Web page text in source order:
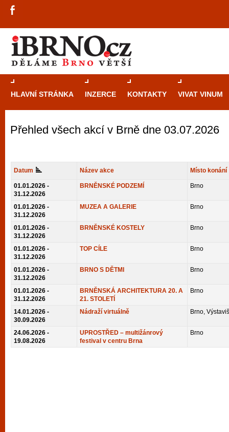
HLAVNÍ STRÁNKA INZERCE KONTAKTY VIVAT VINUM
Přehled všech akcí v Brně dne 03.07.2026
Datum Název akce Místo konání
01.01.2026 -
31.12.2026
BRNĚNSKÉ PODZEMÍ Brno
01.01.2026 -
31.12.2026
MUZEA A GALERIE Brno
01.01.2026 -
31.12.2026
BRNĚNSKÉ KOSTELY Brno
01.01.2026 -
31.12.2026
TOP CÍLE Brno
01.01.2026 -
31.12.2026
BRNO S DĚTMI Brno
01.01.2026 -
31.12.2026
BRNĚNSKÁ ARCHITEKTURA 20. A
21. STOLETÍ
Brno
14.01.2026 -
30.09.2026
Nádraží virtuálně Brno,
24.06.2026 -
19.08.2026
UPROSTŘED – multižánrový
festival v centru Brna
Brno
Průvodce
automaty
Brno je
restaurace,
Mimo jiné je ale také místem, kde si
vyzkoušet různé kasinové hry. V
metropoli naleznete širokou nabídku her
po moderní automaty jak pro pravidelné
příležitostné hráče. V...